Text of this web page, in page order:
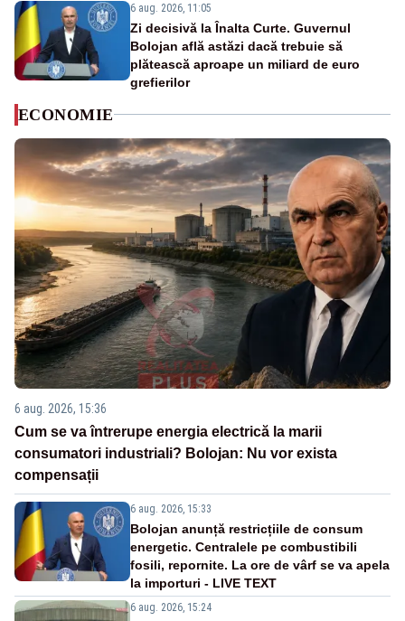
6 aug. 2026, 11:05
Zi decisivă la Înalta Curte. Guvernul
Bolojan află astăzi dacă trebuie să
plătească aproape un miliard de euro
grefierilor
ECONOMIE
6 aug. 2026, 15:36
Cum se va întrerupe energia electrică la marii
consumatori industriali? Bolojan: Nu vor exista
compensații
6 aug. 2026, 15:33
Bolojan anunță restricțiile de consum
energetic. Centralele pe combustibili
fosili, repornite. La ore de vârf se va apela
la importuri - LIVE TEXT
6 aug. 2026, 15:24